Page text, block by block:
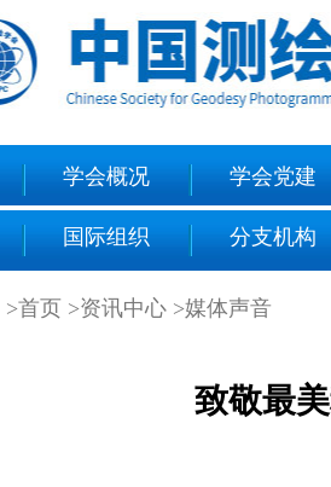
学会概况 学会党建
国际组织 分支机构
>首页 >资讯中心 >媒体声音
致敬最